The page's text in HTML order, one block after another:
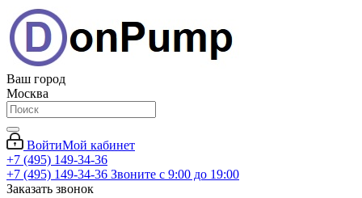
Ваш город
Москва
ВойтиМой кабинет
+7 (495) 149-34-36
+7 (495) 149-34-36 Звоните с 9:00 до 19:00
Заказать звонок